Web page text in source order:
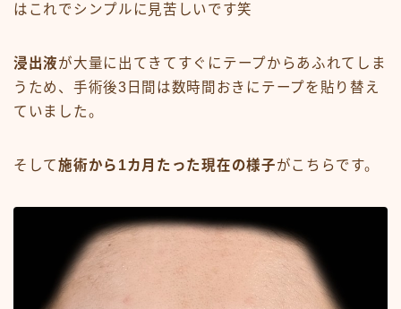
はこれでシンプルに見苦しいです笑
浸出液が大量に出てきてすぐにテープからあふれてしま
うため、手術後3日間は数時間おきにテープを貼り替え
ていました。
そして施術から1カ月たった現在の様子がこちらです。